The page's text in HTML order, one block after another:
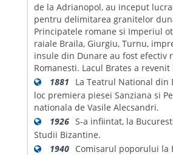
de la Adrianopol, au inceput
pentru delimitarea granitelor
Principatele romane si Imperiul
raiale Braila, Giurgiu, Turnu,
insule din Dunare au fost efectiv
Romanesti. Lacul Brates a revenit
1881
La Teatrul National din
loc premiera piesei Sanziana si
nationala de Vasile Alecsandri.
1926 S-a infiintat, la
Studii Bizantine.
1940 Comisarul poporului la